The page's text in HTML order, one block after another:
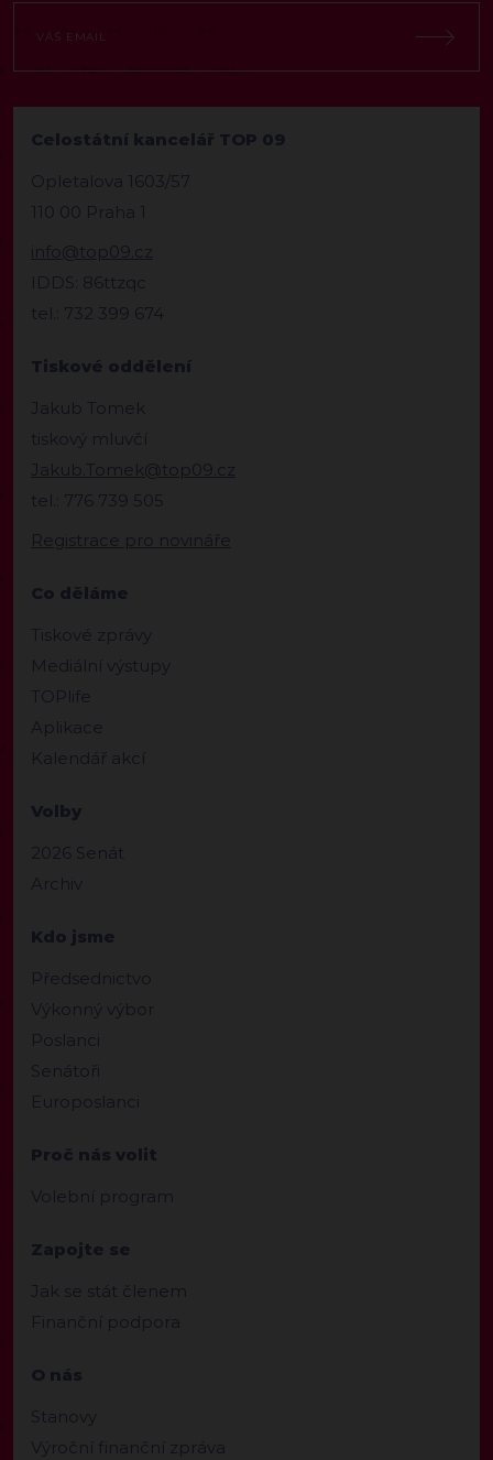
Celostátní kancelář TOP 09
Opletalova 1603/57
110 00 Praha 1
info@top09.cz
IDDS: 86ttzqc
tel.: 732 399 674
Tiskové oddělení
Jakub Tomek
tiskový mluvčí
Jakub.Tomek@top09.cz
tel.: 776 739 505
Registrace pro novináře
Co děláme
Tiskové zprávy
Mediální výstupy
TOPlife
Aplikace
Kalendář akcí
Volby
2026 Senát
Archiv
Kdo jsme
Předsednictvo
Výkonný výbor
Poslanci
Senátoři
Europoslanci
Proč nás volit
Volební program
Zapojte se
Jak se stát členem
Finanční podpora
O nás
Stanovy
Výroční finanční zpráva